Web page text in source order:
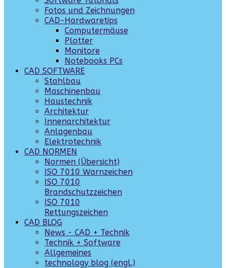
Fotos und Zeichnungen
CAD-Hardwaretips
Computermäuse
Plotter
Monitore
Notebooks PCs
CAD SOFTWARE
Stahlbau
Maschinenbau
Haustechnik
Architektur
Innenarchitektur
Anlagenbau
Elektrotechnik
CAD NORMEN
Normen (Übersicht)
ISO 7010 Warnzeichen
ISO 7010
Brandschutzzeichen
ISO 7010
Rettungszeichen
CAD BLOG
News - CAD + Technik
Technik + Software
Allgemeines
technology blog (engl.)